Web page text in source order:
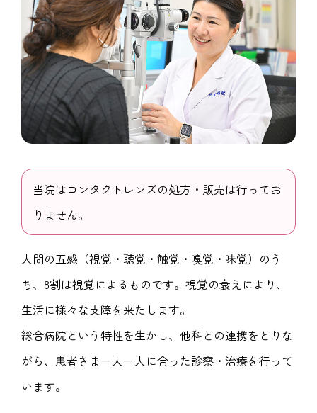
当院はコンタクトレンズの処方・販売は行ってお
りません。
人間の五感（視覚・聴覚・触覚・嗅覚・味覚）のう
ち、8割は視覚によるものです。視覚の衰えにより、
生活に様々な支障を来たします。
総合病院という特性を生かし、他科との連携をとりな
がら、患者さま一人一人に合った診察・治療を行って
います。